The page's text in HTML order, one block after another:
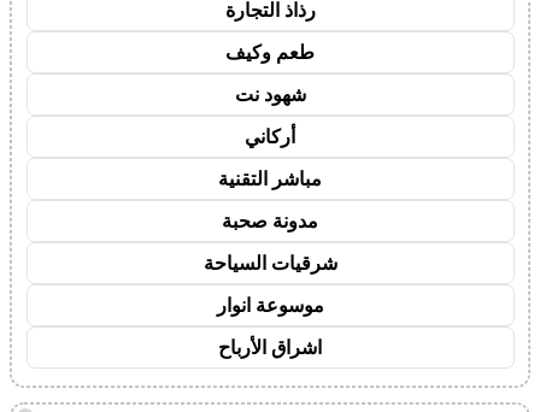
رذاذ التجارة
طعم وكيف
شهود نت
أركاني
مباشر التقنية
مدونة صحبة
شرقيات السياحة
موسوعة انوار
اشراق الأرباح